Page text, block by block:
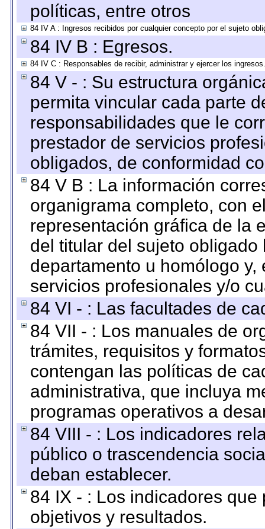
políticas, entre otros
84 IV A : Ingresos recibidos por cualquier concepto por el sujeto
84 IV B : Egresos.
84 IV C : Responsables de recibir, administrar y ejercer los ingresos.
84 V - : Su estructura
permita vincular cada parte
responsabilidades que le
prestador de servicios
obligados, de conformidad
84 V B : La información
organigrama completo, con
representación gráfica de la
del titular del sujeto
departamento u homólogo
servicios profesionales y/o
84 VI - : Las facultades de
84 VII - : Los manuales de
trámites, requisitos y
contengan las políticas de
administrativa, que incluya
programas operativos a
84 VIII - : Los indicadores
público o trascendencia
deban establecer.
84 IX - : Los indicadores
objetivos y resultados.